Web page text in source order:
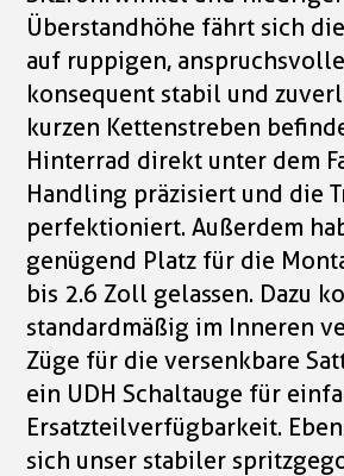
Überstandhöhe fährt sich
auf ruppigen,
konsequent stabil und
kurzen Kettenstreben
Hinterrad direkt unter dem
Handling präzisiert und die
perfektioniert. Außerdem
genügend Platz für die
bis 2.6 Zoll gelassen. Dazu
standardmäßig im Inneren
Züge für die versenkbare
ein UDH Schaltauge für
Ersatzteilverfügbarkeit.
sich unser stabiler